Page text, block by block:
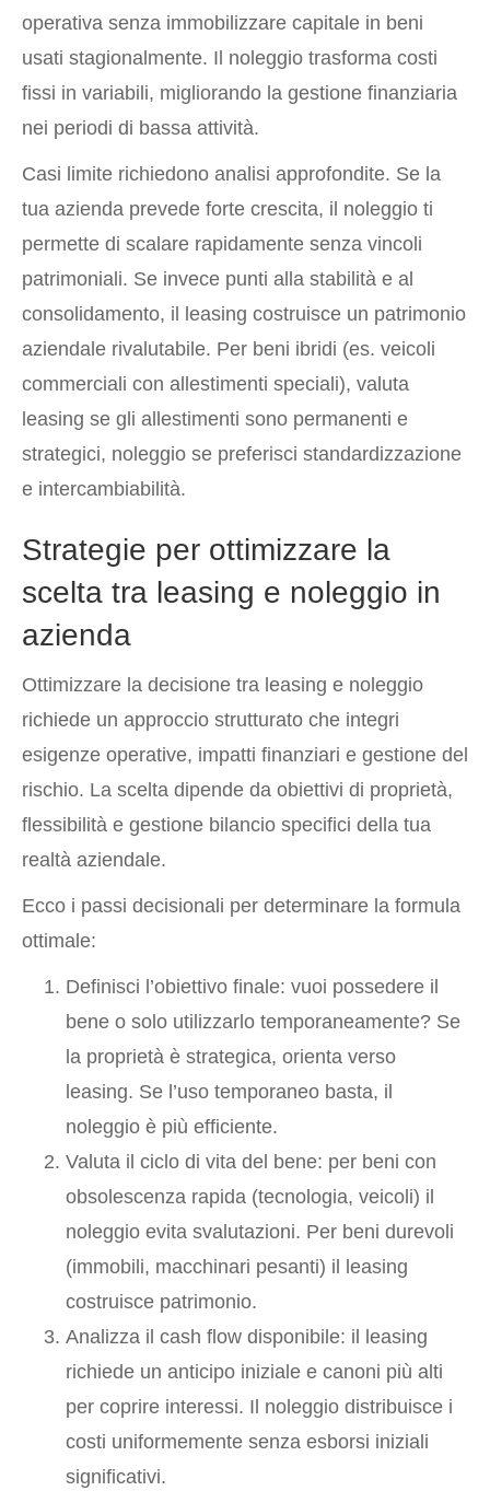
operativa senza immobilizzare capitale in beni
usati stagionalmente. Il noleggio trasforma costi
fissi in variabili, migliorando la gestione finanziaria
nei periodi di bassa attività.
Casi limite richiedono analisi approfondite. Se la
tua azienda prevede forte crescita, il noleggio ti
permette di scalare rapidamente senza vincoli
patrimoniali. Se invece punti alla stabilità e al
consolidamento, il leasing costruisce un patrimonio
aziendale rivalutabile. Per beni ibridi (es. veicoli
commerciali con allestimenti speciali), valuta
leasing se gli allestimenti sono permanenti e
strategici, noleggio se preferisci standardizzazione
e intercambiabilità.
Strategie per ottimizzare la
scelta tra leasing e noleggio in
azienda
Ottimizzare la decisione tra leasing e noleggio
richiede un approccio strutturato che integri
esigenze operative, impatti finanziari e gestione del
rischio. La scelta dipende da obiettivi di proprietà,
flessibilità e gestione bilancio specifici della tua
realtà aziendale.
Ecco i passi decisionali per determinare la formula
ottimale:
Definisci l’obiettivo finale: vuoi possedere il
bene o solo utilizzarlo temporaneamente? Se
la proprietà è strategica, orienta verso
leasing. Se l’uso temporaneo basta, il
noleggio è più efficiente.
Valuta il ciclo di vita del bene: per beni con
obsolescenza rapida (tecnologia, veicoli) il
noleggio evita svalutazioni. Per beni durevoli
(immobili, macchinari pesanti) il leasing
costruisce patrimonio.
Analizza il cash flow disponibile: il leasing
richiede un anticipo iniziale e canoni più alti
per coprire interessi. Il noleggio distribuisce i
costi uniformemente senza esborsi iniziali
significativi.